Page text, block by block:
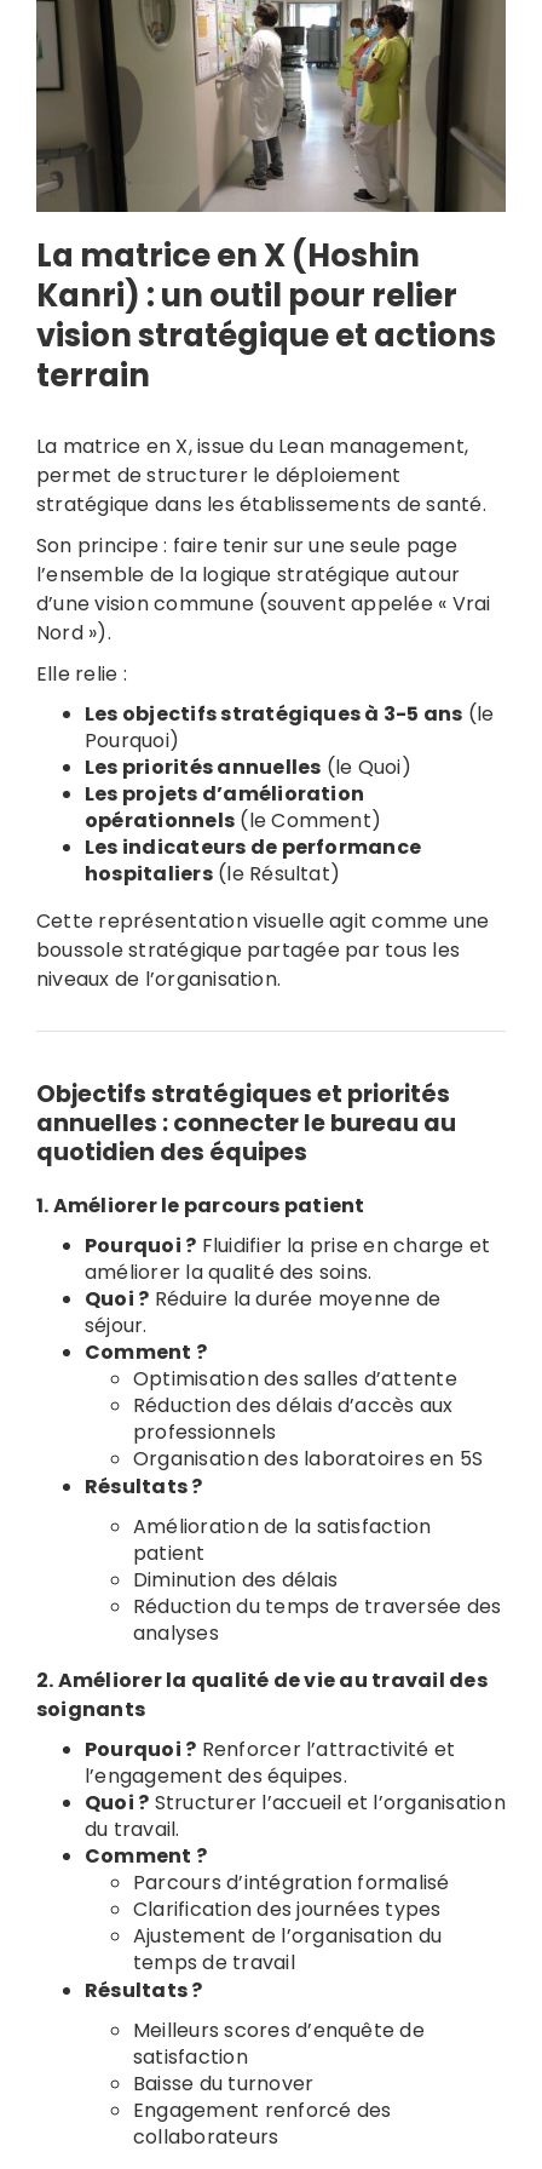
La matrice en X (Hoshin
Kanri) : un outil pour relier
vision stratégique et actions
terrain
La matrice en X, issue du Lean management,
permet de structurer le déploiement
stratégique dans les établissements de santé.
Son principe : faire tenir sur une seule page
l’ensemble de la logique stratégique autour
d’une vision commune (souvent appelée « Vrai
Nord »).
Elle relie :
Les objectifs stratégiques à 3-5 ans (le
Pourquoi)
Les priorités annuelles (le Quoi)
Les projets d’amélioration
opérationnels (le Comment)
Les indicateurs de performance
hospitaliers(le Résultat)
Cette représentation visuelle agit comme une
boussole stratégique partagée par tous les
niveaux de l’organisation.
Objectifs stratégiques et priorités
annuelles : connecter le bureau au
quotidien des équipes
1. Améliorer le parcours patient
Pourquoi ? Fluidifier la prise en charge et
améliorer la qualité des soins.
Quoi ? Réduire la durée moyenne de
séjour.
Comment ?
Optimisation des salles d’attente
Réduction des délais d’accès aux
professionnels
Organisation des laboratoires en 5S
Résultats ?
Amélioration de la satisfaction
patient
Diminution des délais
Réduction du temps de traversée des
analyses
2. Améliorer la qualité de vie au travail des
soignants
Pourquoi ? Renforcer l’attractivité et
l’engagement des équipes.
Quoi ? Structurer l’accueil et l’organisation
du travail.
Comment ?
Parcours d’intégration formalisé
Clarification des journées types
Ajustement de l’organisation du
temps de travail
Résultats ?
Meilleurs scores d’enquête de
satisfaction
Baisse du turnover
Engagement renforcé des
collaborateurs